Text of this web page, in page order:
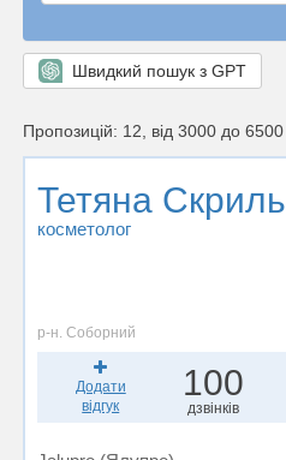
Швидкий пошук з GPT
Пропозицій: 12, від 3000 до
Тетяна
косметолог
р-н. Соборний
Додати
відгук
100
дзвінків